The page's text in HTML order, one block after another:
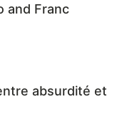
and Franc
absurdité et